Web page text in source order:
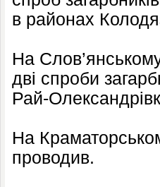
в районах
На
дві спроби
Рай-
На
проводив.